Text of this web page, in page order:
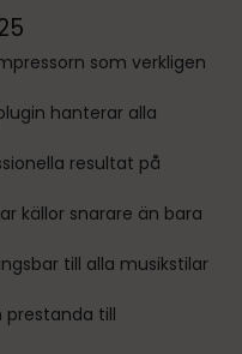
som verkligen
hanterar alla
resultat på
källor snarare än bara
till alla musikstilar
prestanda till